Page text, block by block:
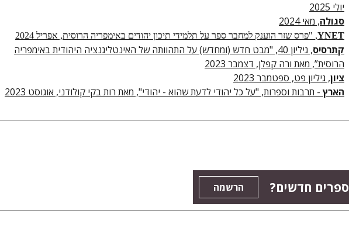
יולי 2025
סגולה, מאי 2024
YNET
, "פרס שזר הוענק למחבר ספר על תלמידי תיכון יהודים באימפריה הרוסית, אפריל 2024
קתרסיס
, גיליון 40, "מבט חדש (ומחדש) על התהוותה של האינטליגנציה היהודית באימפריה
הרוסית”, מאת ורה קפלן, דצמבר 2023
ציון, גיליון פט, ספטמבר 2023
הארץ - תרבות וספרות, "על כל יהודי לדעת שהוא - יהודי", מאת רות בקי קולודני, אוגוסט 2023
חדשים? הרשמה